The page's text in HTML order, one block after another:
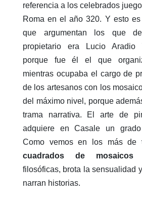
referencia a los celebrados
Roma en el año 320. Y esto
que argumentan los que
propietario era Lucio Aradio
porque fue él el que
mientras ocupaba el cargo de
de los artesanos con los
del máximo nivel, porque
trama narrativa. El arte de
adquiere en Casale un
Como vemos en los más de
cuadrados de mosaicos
filosóficas, brota la sensualidad
narran historias.